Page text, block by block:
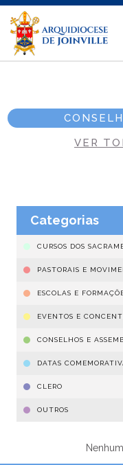
VER
Categorias
CURSOS DOS
PASTORAIS E
ESCOLAS E
EVENTOS E
CONSELHOS E
DATAS
CLERO
OUTROS